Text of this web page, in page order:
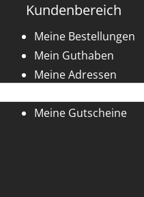
Kundenbereich
Meine Bestellungen
Mein Guthaben
Meine Adressen
Meine Gutscheine